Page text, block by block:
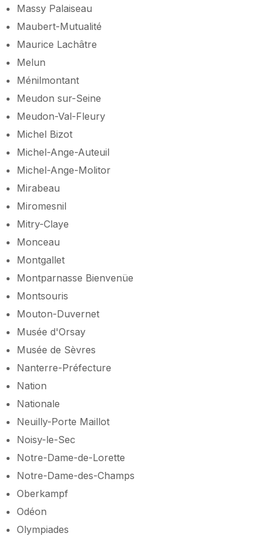
Massy Palaiseau
Maubert-Mutualité
Maurice Lachâtre
Melun
Ménilmontant
Meudon sur-Seine
Meudon-Val-Fleury
Michel Bizot
Michel-Ange-Auteuil
Michel-Ange-Molitor
Mirabeau
Miromesnil
Mitry-Claye
Monceau
Montgallet
Montparnasse Bienvenüe
Montsouris
Mouton-Duvernet
Musée d'Orsay
Musée de Sèvres
Nanterre-Préfecture
Nation
Nationale
Neuilly-Porte Maillot
Noisy-le-Sec
Notre-Dame-de-Lorette
Notre-Dame-des-Champs
Oberkampf
Odéon
Olympiades